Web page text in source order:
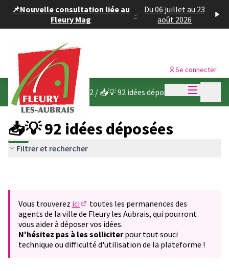
📌Nouvelle consultation liée au
Fleury Mag
-
Du 06 juillet au 23
août 2026
Menu
Se connecter
Budget participatif 2022 / 📥💡 92 idées déposées
📥💡 92 idées déposées
Filtrer et rechercher
Vous trouverez ici
(S'ouvre dans un nouvel onglet)
toutes les permanences des
agents de la ville de Fleury les Aubrais, qui pourront
vous aider à déposer vos idées.
N'hésitez pas à les solliciterpour tout souci
technique ou difficulté d'utilisation de la plateforme !
Panneau de gestion des cookies